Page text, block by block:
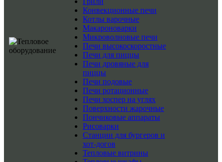
Конвекционные печи
Котлы варочные
Макароноварки
Микроволновые печи
Печи высокоскоростные
Печи для пиццы
Печи дровяные для
пиццы
Печи подовые
Печи ротационные
Печи хоспер на углях
Поверхности жарочные
Пончиковые аппараты
Рисоварки
Станции для бургеров и
хот-догов
Тепловые витрины